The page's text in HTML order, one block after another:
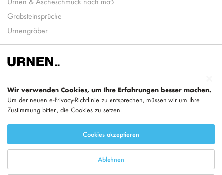
Grabsteinsprüche
Urnengräber
Wir verwenden Cookies, um Ihre Erfahrungen besser machen.
Um der neuen e-Privacy-Richtlinie zu entsprechen, müssen wir um Ihre
Zustimmung bitten, die Cookies zu setzen.
Cookies akzeptieren
Ablehnen